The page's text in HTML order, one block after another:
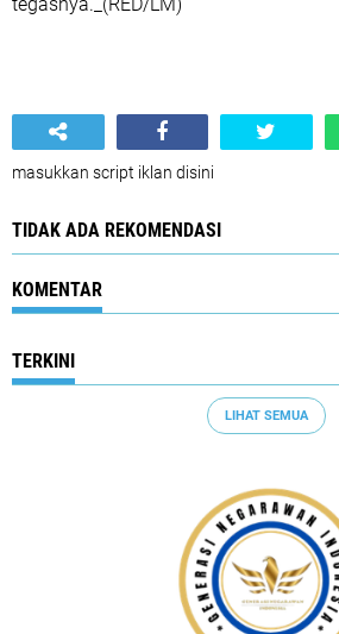
tegasnya._(RED/LM)
masukkan script iklan disini
TIDAK ADA REKOMENDASI
KOMENTAR
TERKINI
LIHAT SEMUA